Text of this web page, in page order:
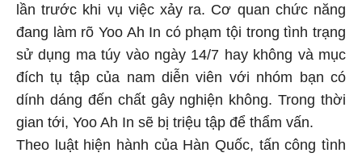
lần trước khi vụ việc xảy ra. Cơ quan chức năng
đang làm rõ Yoo Ah In có phạm tội trong tình trạng
sử dụng ma túy vào ngày 14/7 hay không và mục
đích tụ tập của nam diễn viên với nhóm bạn có
dính dáng đến chất gây nghiện không. Trong thời
gian tới, Yoo Ah In sẽ bị triệu tập để thẩm vấn.
Theo luật hiện hành của Hàn Quốc, tấn công tình